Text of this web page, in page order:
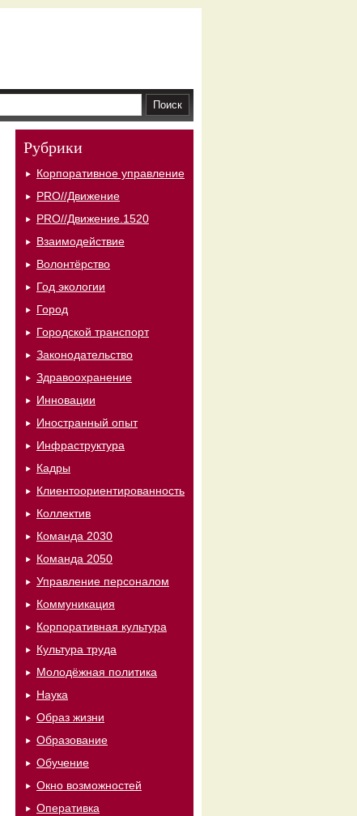
Рубрики
Корпоративное управление
PRO//Движение
PRO//Движение.1520
Взаимодействие
Волонтёрство
Год экологии
Город
Городской транспорт
Законодательство
Здравоохранение
Инновации
Иностранный опыт
Инфраструктура
Кадры
Клиентоориентированность
Коллектив
Команда 2030
Команда 2050
Управление персоналом
Коммуникация
Корпоративная культура
Культура труда
Молодёжная политика
Наука
Образ жизни
Образование
Обучение
Окно возможностей
Оперативка